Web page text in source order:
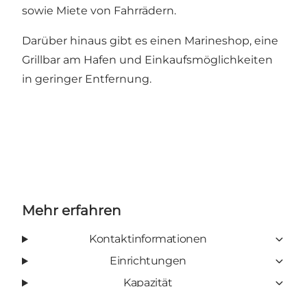
sowie Miete von Fahrrädern.
Darüber hinaus gibt es einen Marineshop, eine
Grillbar am Hafen und Einkaufsmöglichkeiten
in geringer Entfernung.
Mehr erfahren
Kontaktinformationen
Einrichtungen
Kapazität